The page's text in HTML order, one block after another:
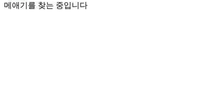
메애기를 찾는 중입니다